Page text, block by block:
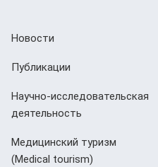
Новости
Публикации
Научно-исследовательская
деятельность
Медицинский туризм
(Мedical tourism)